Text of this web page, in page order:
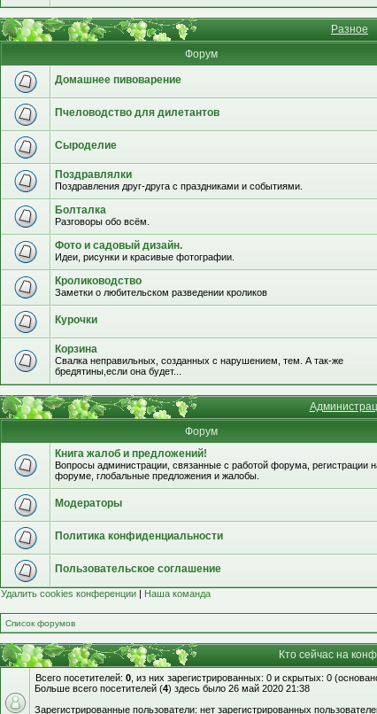
Разное
Форум
Домашнее пивоварение
Пчеловодство для дилетантов
Сыроделие
Поздравлялки
Поздравления друг-друга с праздниками и событиями.
Болталка
Разговоры обо всём.
Фото и садовый дизайн.
Идеи, рисунки и красивые фотографии.
Кролиководство
Заметки о любительском разведении кроликов
Курочки
Корзина
Свалка неправильных, созданных с нарушением, тем. А так-же
бредятины,если она будет...
Форум
Книга жалоб и предложений!
Вопросы администрации, связанные с работой форума, регистрации
форуме, глобальные предложения и жалобы.
Модераторы
Политика конфиденциальности
Пользовательское соглашение
Удалить cookies конференции | Наша команда
Список форумов
Кто сейчас на
Всего посетителей: 0 , из них зарегистрированных: 0 и скрытых: 0
Больше всего посетителей (4) здесь было 26 май 2020 21:38
Зарегистрированные пользователи: нет зарегистрированных